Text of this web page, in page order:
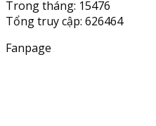
Trong tháng: 15476
Tổng truy cập: 626464
Fanpage